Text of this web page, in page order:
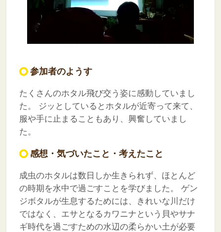
参加者のようす
たくさんのホタル飛び交う姿に感動していまし
た。
ジッとしているとホタルが近寄って来て、
服や手に止まることもあり、興奮していまし
た。
感想・気づいたこと・考えたこと
成虫のホタルは数日しか生きられず、ほとんど
の時期を水中で過ごすことを学びました。
ゲン
ジボタルが生息するためには、きれいな川だけ
ではなく、エサとなるカワニナという貝やサナ
ギ時代を過ごすための水辺の柔らかい土が必要